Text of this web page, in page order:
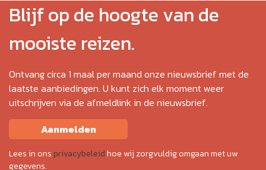
Blijf op de hoogte van de
mooiste reizen.
Ontvang circa 1 maal per maand onze nieuwsbrief met de
laatste aanbiedingen. U kunt zich elk moment weer
uitschrijven via de afmeldlink in de nieuwsbrief.
Aanmelden
Lees in onsprivacybeleidhoe wij zorgvuldig omgaan met uw
gegevens.